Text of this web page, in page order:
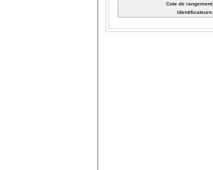
Cote de rangement:
Identificateurs: